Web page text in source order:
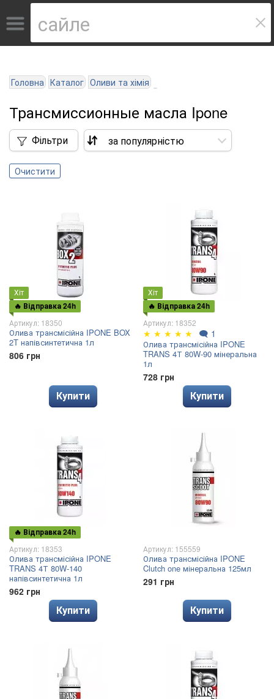
Головна Каталог Оливи та хімія
Трансмиссионные масла Ipone
Фільтри
Очистити
Хіт
🔥 Відправка 24h
Артикул: 18350
Олива трансмісійна IPONE BOX
2T напівсинтетична 1л
806 грн
Купити
Хіт
🔥 Відправка 24h
Артикул: 18352
★ ★ ★ ★ ★ 🗨 1
Олива трансмісійна IPONE
TRANS 4Т 80W-90 мінеральна
1л
728 грн
Купити
🔥 Відправка 24h
Артикул: 18353
Олива трансмісійна IPONE
TRANS 4Т 80W-140
напівсинтетична 1л
962 грн
Купити
Артикул: 155559
Олива трансмісійна IPONE
Clutch one мінеральна 125мл
291 грн
Купити